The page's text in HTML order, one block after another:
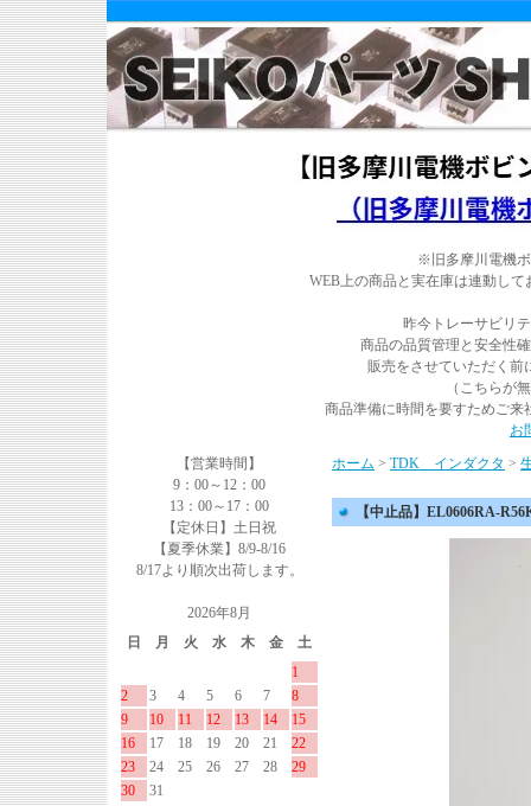
※旧多摩川電機
WEB上の商品と実在庫は連動し
昨今トレーサビリ
商品の品質管理と安全性
販売をさせていただく前
（こちらが
商品準備に時間を要すためご来
お
【営業時間】
9：00～12：00
13：00～17：00
【定休日】土日祝
【夏季休業】8/9-8/16
8/17より順次出荷します。
2026年8月
日
月 火 水 木 金
土
1
2
3 4 5 6 7
8
9
10 11 12 13 14
15
16
17 18 19 20 21
22
23
24 25 26 27 28
29
30
31
ホーム > TDK インダクタ >
【中止品】EL0606RA-